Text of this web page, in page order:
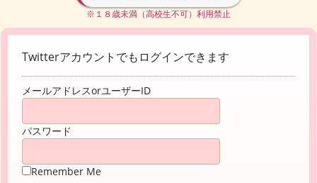
※１８歳未満（高校生不可）利用禁止
Twitterアカウントでもログインできます
メールアドレスorユーザーID
パスワード
Remember Me